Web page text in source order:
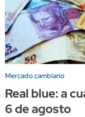
Mercado cambiario
Real blue: a
6 de agosto